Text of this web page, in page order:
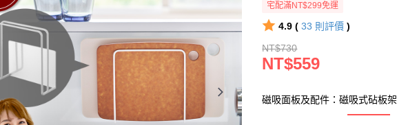
宅配滿NT$299免運
4.9 ( 33 則評價 )
NT$730
NT$559
磁吸面板及配件：磁吸式砧板架